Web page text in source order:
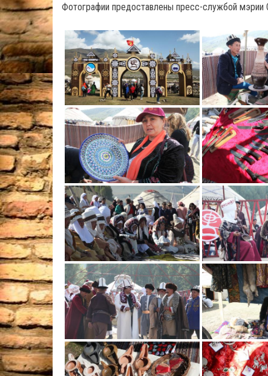
Фотографии предоставлены пресс-службой мэрии